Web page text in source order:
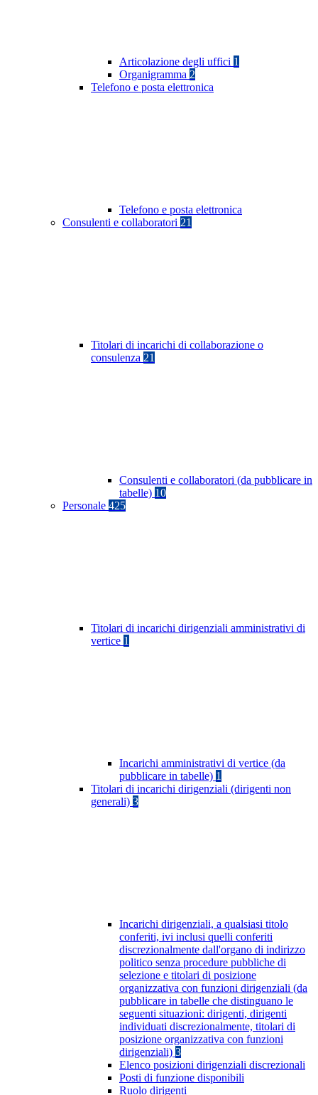
Articolazione degli uffici 1
Organigramma 2
Telefono e posta elettronica
Telefono e posta elettronica
Consulenti e collaboratori 21
Titolari di incarichi di collaborazione o
consulenza 21
Consulenti e collaboratori (da pubblicare in
tabelle) 10
Personale 425
Titolari di incarichi dirigenziali amministrativi di
vertice 1
Incarichi amministrativi di vertice (da
pubblicare in tabelle) 1
Titolari di incarichi dirigenziali (dirigenti non
generali) 3
Incarichi dirigenziali, a qualsiasi titolo
conferiti, ivi inclusi quelli conferiti
discrezionalmente dall'organo di indirizzo
politico senza procedure pubbliche di
selezione e titolari di posizione
organizzativa con funzioni dirigenziali (da
pubblicare in tabelle che distinguano le
seguenti situazioni: dirigenti, dirigenti
individuati discrezionalmente, titolari di
posizione organizzativa con funzioni
dirigenziali) 3
Elenco posizioni dirigenziali discrezionali
Posti di funzione disponibili
Ruolo dirigenti